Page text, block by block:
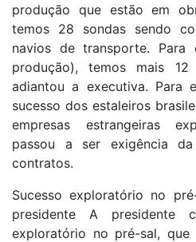
produção que estão em
temos 28 sondas sendo
navios de transporte.
produção), temos mais
adiantou a executiva. Para
sucesso dos estaleiros
empresas estrangeiras
passou a ser exigência
contratos.
Sucesso exploratório no
presidente A presidente
exploratório no pré-sal, que